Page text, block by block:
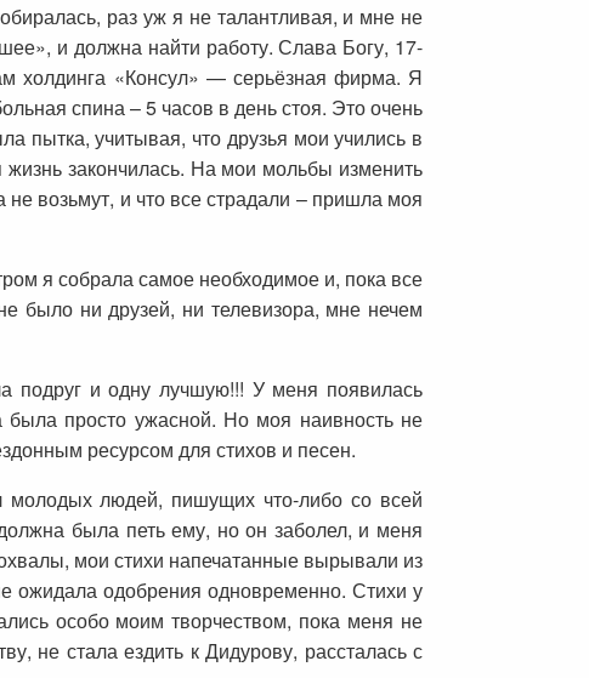
раз уж я не талантливая, и мне не
и должна найти работу. Слава Богу, 17-
холдинга «Консул» — серьёзная фирма. Я
спина – 5 часов в день стоя. Это очень
пытка, учитывая, что друзья мои учились в
закончилась. На мои мольбы изменить
не возьмут, и что все страдали – пришла моя
я собрала самое необходимое и, пока все
было ни друзей, ни телевизора, мне нечем
подруг и одну лучшую!!! У меня появилась
просто ужасной. Но моя наивность не
ресурсом для стихов и песен.
молодых людей, пишущих что-либо со всей
была петь ему, но он заболел, и меня
мои стихи напечатанные вырывали из
ожидала одобрения одновременно. Стихи у
особо моим творчеством, пока меня не
не стала ездить к Дидурову, рассталась с